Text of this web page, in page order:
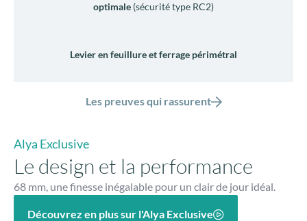
optimale (sécurité type RC2)
Levier en feuillure et ferrage périmétral
Les preuves qui rassurent
Alya Exclusive
Le design et la performance
68 mm, une finesse inégalable pour un clair de jour idéal.
Découvrez en plus sur l'Alya Exclusive